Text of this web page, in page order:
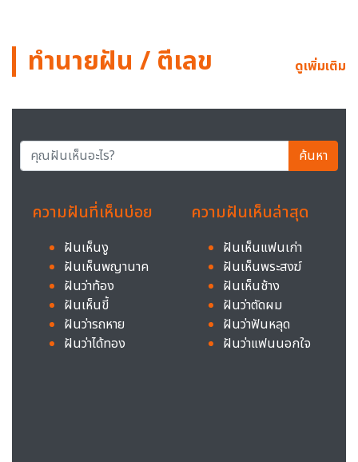
ทำนายฝัน / ตีเลข ดูเพิ่มเติม
ค้นหา
ความฝันที่เห็นบ่อย
ฝันเห็นงู
ฝันเห็นพญานาค
ฝันว่าท้อง
ฝันเห็นขี้
ฝันว่ารถหาย
ฝันว่าได้ทอง
ความฝันเห็นล่าสุด
ฝันเห็นแฟนเก่า
ฝันเห็นพระสงฆ์
ฝันเห็นช้าง
ฝันว่าตัดผม
ฝันว่าฟันหลุด
ฝันว่าแฟนนอกใจ